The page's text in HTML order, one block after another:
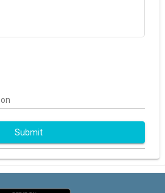
Submit